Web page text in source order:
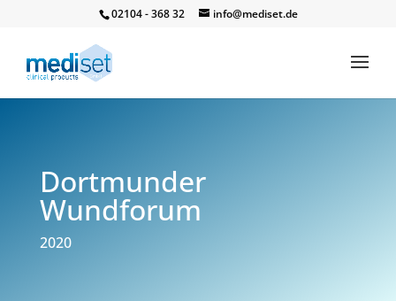
02104 - 368 32 info@mediset.de
Dortmunder
Wundforum
2020